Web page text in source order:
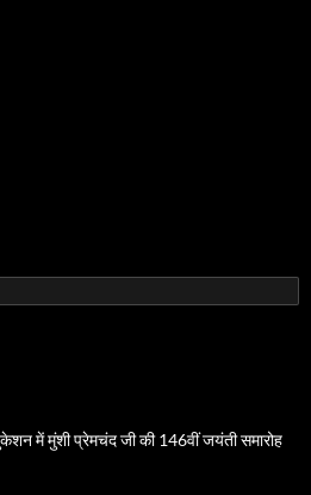
में मुंशी प्रेमचंद जी की 146वीं जयंती समारोह